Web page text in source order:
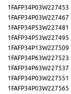
1FAFP34P03W227453
1FAFP34P03W227467
1FAFP34P53W227481
1FAFP34P53W227495
1FAFP34P13W227509
1FAFP34P63W227523
1FAFP34P63W227537
1FAFP34P03W227551
1FAFP34P03W227565